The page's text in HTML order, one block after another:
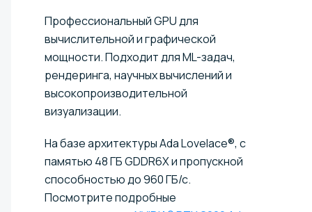
Профессиональный GPU для
вычислительной и графической
мощности. Подходит для ML-задач,
рендеринга, научных вычислений и
высокопроизводительной
визуализации.
На базе архитектуры Ada Lovelace®, с
памятью 48 ГБ GDDR6X и пропускной
способностью до 960 ГБ/с.
Посмотрите подробные